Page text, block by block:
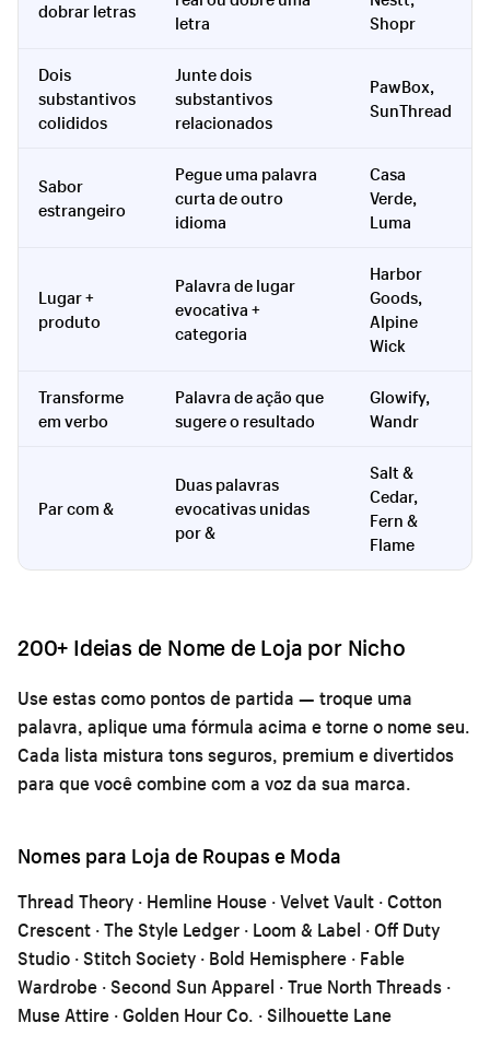
dobrar letras
letra
Shopr
Dois
substantivos
colididos
Junte dois
substantivos
relacionados
PawBox,
SunThread
Sabor
estrangeiro
Pegue uma palavra
curta de outro
idioma
Casa
Verde,
Luma
Lugar +
produto
Palavra de lugar
evocativa +
categoria
Harbor
Goods,
Alpine
Wick
Transforme
em verbo
Palavra de ação que
sugere o resultado
Glowify,
Wandr
Par com &
Duas palavras
evocativas unidas
por &
Salt &
Cedar,
Fern &
Flame
200+ Ideias de Nome de Loja por Nicho
Use estas como pontos de partida — troque uma
palavra, aplique uma fórmula acima e torne o nome seu.
Cada lista mistura tons seguros, premium e divertidos
para que você combine com a voz da sua marca.
Nomes para Loja de Roupas e Moda
Thread Theory · Hemline House · Velvet Vault · Cotton
Crescent · The Style Ledger · Loom & Label · Off Duty
Studio · Stitch Society · Bold Hemisphere · Fable
Wardrobe · Second Sun Apparel · True North Threads ·
Muse Attire · Golden Hour Co. · Silhouette Lane